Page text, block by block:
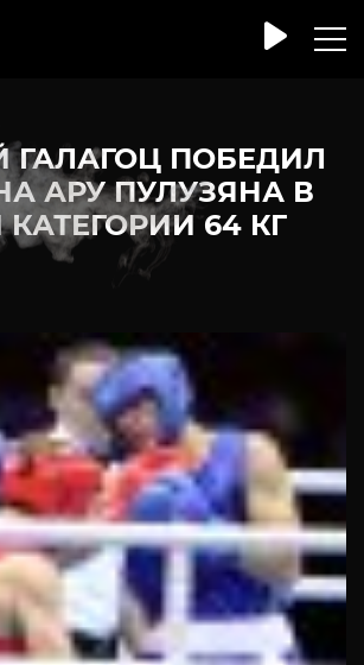
ГАЛАГОЦ ПОБЕДИЛ
АРУ ПУЛУЗЯНА В
64 КГ